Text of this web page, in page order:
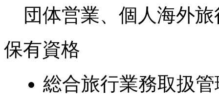
団体営業、個人海外
保有資格
総合旅行業務取扱